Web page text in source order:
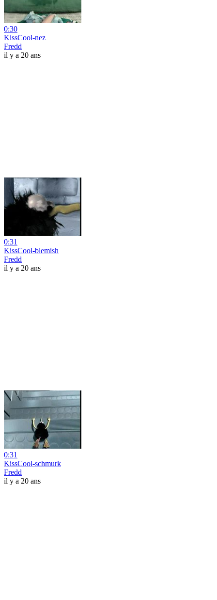
0:30
KissCool-nez
Fredd
il y a 20 ans
0:31
KissCool-blemish
Fredd
il y a 20 ans
0:31
KissCool-schmurk
Fredd
il y a 20 ans